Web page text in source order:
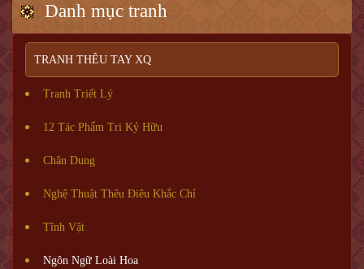
Danh mục tranh
TRANH THÊU TAY XQ
Tranh Triết Lý
12 Tác Phẩm Tri Kỷ Hữu
Chân Dung
Nghệ Thuật Thêu Điêu Khắc Chỉ
Tĩnh Vật
Ngôn Ngữ Loài Hoa